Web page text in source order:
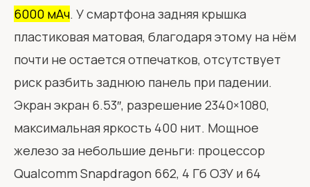
6000 мАч. У смартфона задняя крышка
пластиковая матовая, благодаря этому на нём
почти не остается отпечатков, отсутствует
риск разбить заднюю панель при падении.
Экран экран 6.53″, разрешение 2340×1080,
максимальная яркость 400 нит. Мощное
железо за небольшие деньги: процессор
Qualcomm Snapdragon 662, 4 Гб ОЗУ и 64